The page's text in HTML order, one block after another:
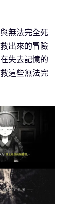
無法完全死
出來的冒險
失去記憶的
這些無法完